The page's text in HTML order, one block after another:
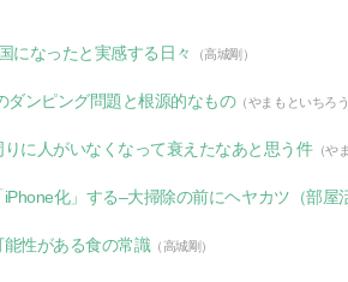
になったと実感する日々 （高城剛）
ダンピング問題と根源的なもの（やまもといちろ
に人がいなくなって衰えたなあと思う件（や
iPhone化」する–大掃除の前にヘヤカツ（部屋
性がある食の常識（高城剛）